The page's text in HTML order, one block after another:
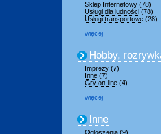
Sklep Internetowy (78)
Usługi dla ludności (78)
Usługi transportowe (28)
więcej
Hobby,
Imprezy (7)
Inne (7)
Gry on-line (4)
więcej
Inne
Ogłoszenia (9)